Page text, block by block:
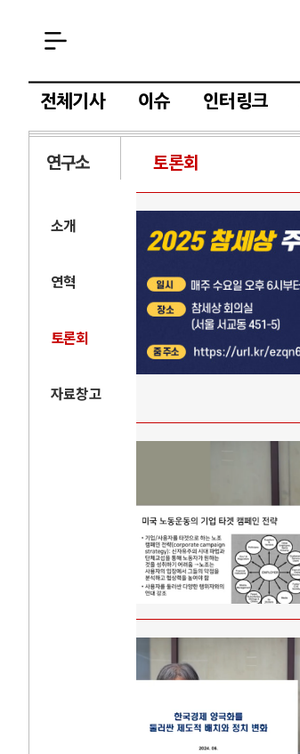
전체기사 이슈 인터링크
연구소 토론회
소개
연혁
토론회
자료창고